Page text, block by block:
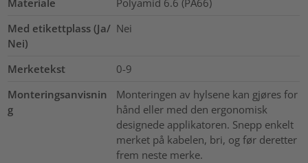
Materiale
Polyamid 6.6 (PA66)
Med etikettplass (Ja/
Nei)
Nei
Merketekst
0-9
Monteringsanvisnin
g
Monteringen av hylsene kan gjøres for
hånd eller med den ergonomisk
designede applikatoren. Snepp enkelt
merket på kabelen, bri, og før deretter
frem neste merke.